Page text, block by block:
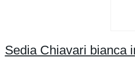
Sedia Chiavari bianca